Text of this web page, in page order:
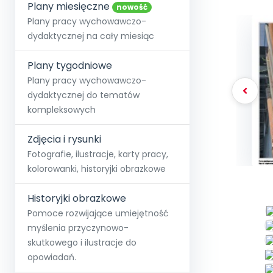
Społeczność
+48 12 631 04 10
kontakt@blizejprzedszkola.pl
O miesięczniku
Strona główna
Strefy,
O Akademii
Akademia
Poznaj pakiet MAX
Testuj przez 7 dni
E-
∞Pakiet
Pełen
Wszystkie projekty
Skontaktuj się
Dodaj wpis
Plany miesięczne nowość
Plany pracy wychowawczo-
dydaktycznej na cały miesiąc
Plany tygodniowe
Plany pracy wychowawczo-
dydaktycznej do tematów
kompleksowych
Zdjęcia i rysunki
Fotografie, ilustracje, karty pracy,
kolorowanki, historyjki obrazkowe
Historyjki obrazkowe
Pomoce rozwijające umiejętność
myślenia przyczynowo-
skutkowego i ilustracje do
opowiadań.